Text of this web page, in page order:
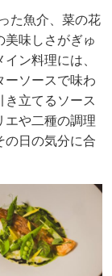
た魚介、菜の花
美味しさがぎゅ
ン料理には、
ーソースで味わ
き立てるソース
エや二種の調理
の日の気分に合